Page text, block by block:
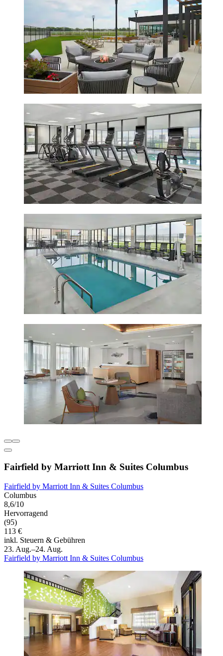
Fairfield by Marriott Inn & Suites Columbus
Fairfield by Marriott Inn & Suites Columbus
Columbus
8,6/10
Hervorragend
(95)
113 €
inkl. Steuern & Gebühren
23. Aug.–24. Aug.
Fairfield by Marriott Inn & Suites Columbus